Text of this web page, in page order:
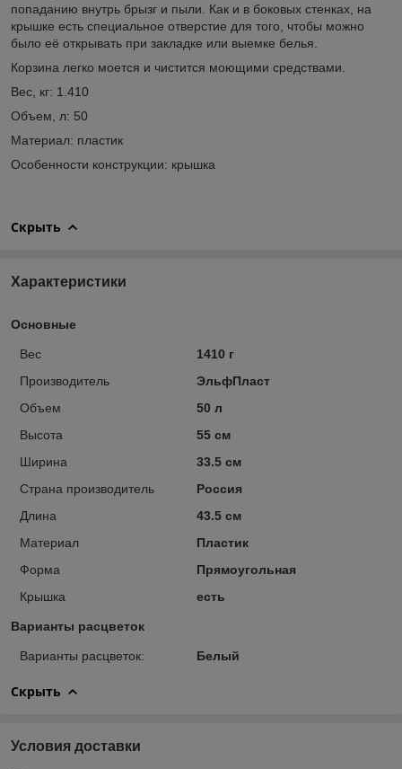
попаданию внутрь брызг и пыли. Как и в боковых стенках, на
крышке есть специальное отверстие для того, чтобы можно
было её открывать при закладке или выемке белья.
Корзина легко моется и чистится моющими средствами.
Вес, кг: 1.410
Объем, л: 50
Материал: пластик
Особенности конструкции: крышка
Скрыть
Характеристики
Основные
Вес
1410 г
Производитель
ЭльфПласт
Объем
50 л
Высота
55 см
Ширина
33.5 см
Страна производитель
Россия
Длина
43.5 см
Материал
Пластик
Форма
Прямоугольная
Крышка
есть
Варианты расцветок
Варианты расцветок: Белый
Скрыть
Условия доставки